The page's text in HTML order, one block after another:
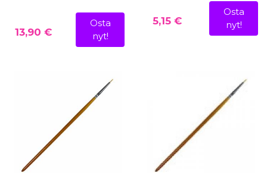
13,90 €
Osta
nyt!
5,15 €
Osta
nyt!